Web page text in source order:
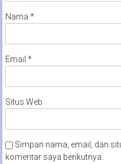
Nama *
Email *
Situs Web
Simpan nama, email, dan
komentar saya berikutnya.